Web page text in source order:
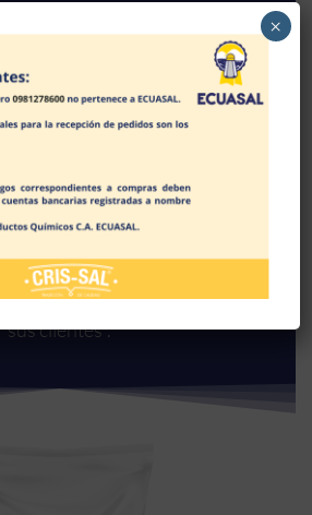
usos de la sal y la industria
de ellos. Descubre cómo
a los productos de cada uno de
sus clientes”.
×